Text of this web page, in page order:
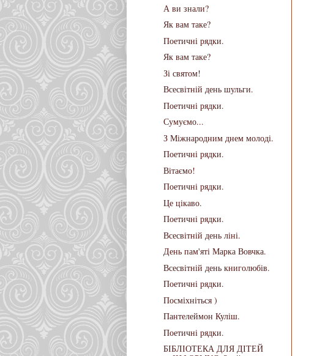
А ви знали?
Як вам таке?
Поетичні рядки.
Як вам таке?
Зі святом!
Всесвітній день шульги.
Поетичні рядки.
Сумуємо...
З Міжнародним днем молоді.
Поетичні рядки.
Вітаємо!
Поетичні рядки.
Це цікаво.
Поетичні рядки.
Всесвітній день ліні.
День пам'яті Марка Вовчка.
Всесвітній день книголюбів.
Поетичні рядки.
Посміхніться )
Пантелеймон Куліш.
Поетичні рядки.
БІБЛІОТЕКА ДЛЯ ДІТЕЙ